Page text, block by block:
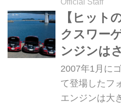
Magazine
Official Staff
【ヒット
クスワー
ンジンは
対応する
た
2007年1月に
て登場したフ
エンジンは大